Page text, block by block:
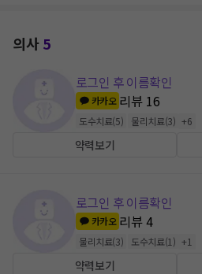
의사5
로그인 후 이름확인
카카오 리뷰 16
도수치료(5) 물리치료(3) +6
약력보기
로그인 후 이름확인
카카오 리뷰4
물리치료(3) 도수치료(1 ) +1
약력보기